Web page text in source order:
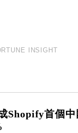
INSIGHT
Shopify首個